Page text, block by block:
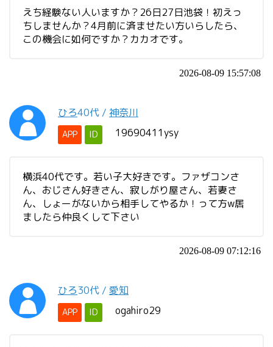
えち経験ない人いますか？26日27日池袋！初えっ
ちしませんか？4月前に済ませたい方いらしたら、
この機会に如何ですか？カカオです。
2026-08-09 15:57:08
ひろ40代 / 神奈川
APP ID 19690411ysy
横浜40代です。若い子大好きです。ファザコンさ
ん、おじさん好きさん、寂しがり屋さん、若妻さ
ん、しょーがないから相手してやるか！って方w居
ましたら仲良くして下さい
2026-08-09 07:12:16
ひろ30代 / 愛知
APP ID ogahiro29